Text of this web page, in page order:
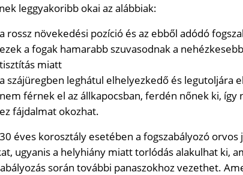
leggyakoribb okai az alábbiak:
a rossz növekedési pozíció és az ebből adódó
ezek a fogak hamarabb szuvasodnak a
tisztítás miatt
a szájüregben leghátul elhelyezkedő és legutoljára
nem férnek el az állkapocsban, ferdén nőnek ki, így
ez fájdalmat okozhat.
éves korosztály esetében a fogszabályozó orvos
ugyanis a helyhiány miatt torlódás alakulhat ki,
során további panaszokhoz vezethet.